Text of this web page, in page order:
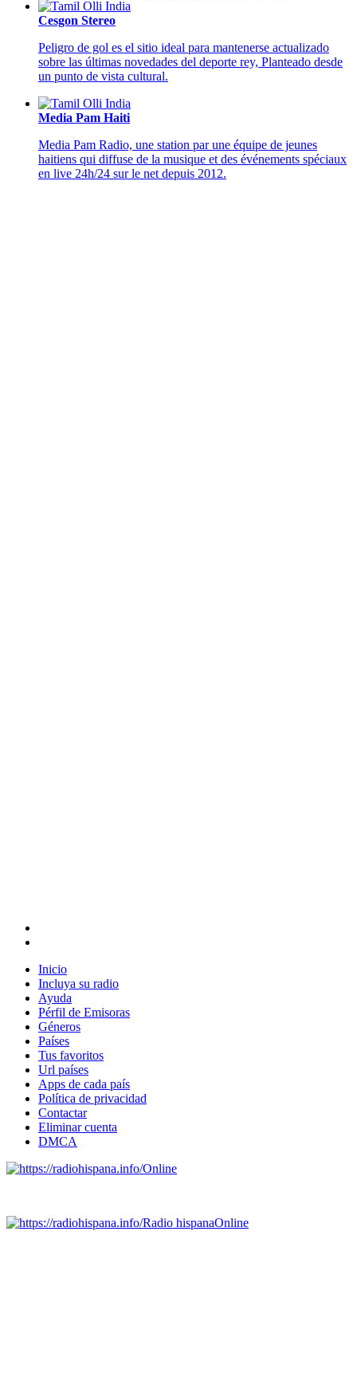
Cesgon Stereo
Peligro de gol es el sitio ideal para mantenerse actualizado
sobre las últimas novedades del deporte rey, Planteado desde
un punto de vista cultural.
Media Pam Haiti
Media Pam Radio, une station par une équipe de jeunes
haitiens qui diffuse de la musique et des événements spéciaux
en live 24h/24 sur le net depuis 2012.
Inicio
Incluya su radio
Ayuda
Pérfil de Emisoras
Géneros
Países
Tus favoritos
Url países
Apps de cada país
Política de privacidad
Contactar
Eliminar cuenta
DMCA
Online
Radio hispanaOnline